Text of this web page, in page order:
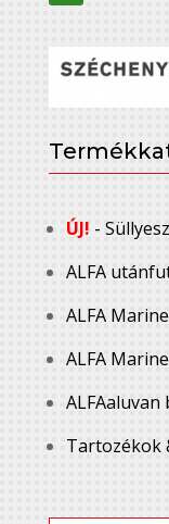
ÚJ! -
ALFA
ALFA
ALFA
ALFAaluvan
Tartozékok